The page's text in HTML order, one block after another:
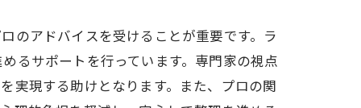
のアドバイスを受けることが重要です。ラ
るサポートを行っています。専門家の視点
実現する助けとなります。また、プロの関